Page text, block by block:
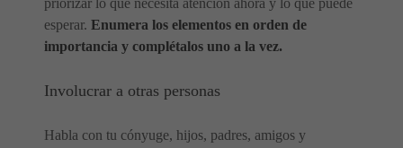
priorizar lo que necesita atención ahora y lo que puede
esperar. Enumera los elementos en orden de
importancia y complétalos uno a la vez.
Involucrar a otras personas
Habla con tu cónyuge, hijos, padres, amigos y